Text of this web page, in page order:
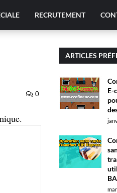
RECRUTEMENT
0
ARTICLES
E-